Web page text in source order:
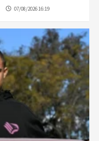
07/08/2026 16:19